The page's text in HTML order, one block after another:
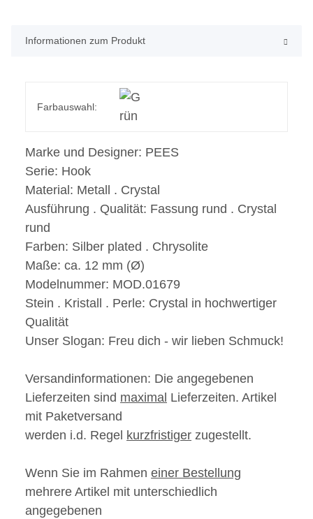
Informationen zum Produkt
Marke und Designer: PEES
Serie: Hook
Material: Metall . Crystal
Ausführung . Qualität: Fassung rund . Crystal
rund
Farben: Silber plated . Chrysolite
Maße: ca. 12 mm (Ø)
Modelnummer: MOD.01679
Stein . Kristall . Perle: Crystal in hochwertiger
Qualität
Unser Slogan: Freu dich - wir lieben Schmuck!
Versandinformationen: Die angegebenen
Lieferzeiten sind maximal Lieferzeiten. Artikel
mit Paketversand
werden i.d. Regel kurzfristiger zugestellt.
Wenn Sie im Rahmen einer Bestellung
mehrere Artikel mit unterschiedlich
angegebenen
Farbauswahl: